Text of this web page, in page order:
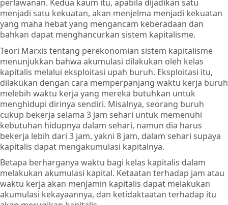
perlawanan. Kedua kaum itu, apabila dijadikan satu
menjadi satu kekuatan, akan menjelma menjadi kekuatan
yang maha hebat yang mengancam keberadaan dan
bahkan dapat menghancurkan sistem kapitalisme.
Teori Marxis tentang perekonomian sistem kapitalisme
menunjukkan bahwa akumulasi dilakukan oleh kelas
kapitalis melalui eksploitasi upah buruh. Eksploitasi itu,
dilakukan dengan cara memperpanjang waktu kerja buruh
melebih waktu kerja yang mereka butuhkan untuk
menghidupi dirinya sendiri. Misalnya, seorang buruh
cukup bekerja selama 3 jam sehari untuk memenuhi
kebutuhan hidupnya dalam sehari, namun dia harus
bekerja lebih dari 3 jam, yakni 8 jam, dalam sehari supaya
kapitalis dapat mengakumulasi kapitalnya.
Betapa berharganya waktu bagi kelas kapitalis dalam
melakukan akumulasi kapital. Ketaatan terhadap jam atau
waktu kerja akan menjamin kapitalis dapat melakukan
akumulasi kekayaannya, dan ketidaktaatan terhadap itu